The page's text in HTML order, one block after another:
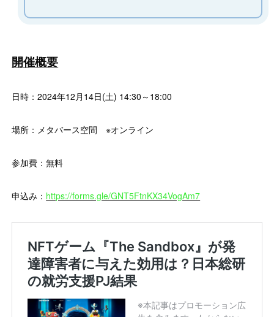
開催概要
日時：2024年12月14日(土) 14:30～18:00
場所：メタバース空間 ※オンライン
参加費：無料
申込み： https://forms.gle/GNT5FtnKX34VogAm7